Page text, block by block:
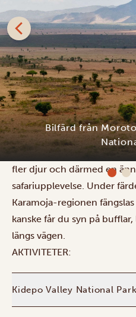
Kidepo
Den fem timmar långa
distriktet till Kidepo Valley
verkligen off the beaten
besöks av färre turister,
fler djur och därmed en
safariupplevelse. Under
Karamoja-regionen
kanske får du syn på
längs vägen.
AKTIVITETER:
Kidepo Valley National Park